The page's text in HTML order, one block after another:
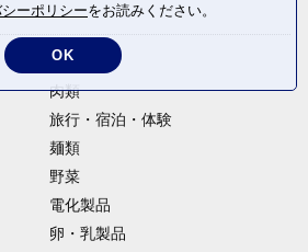
定期便
肉類
旅行・宿泊・体験
麺類
野菜
電化製品
卵・乳製品
ーポリシーをお読みください。
OK